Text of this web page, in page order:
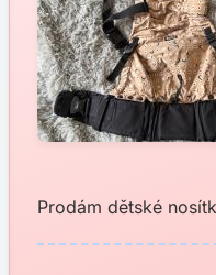
Prodám dětské